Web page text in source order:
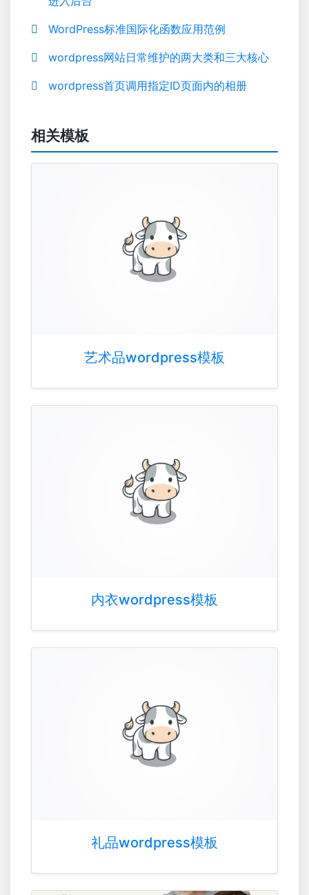
WordPress标准国际化函数应用范例
wordpress网站日常维护的两大类和三大核心
wordpress首页调用指定ID页面内的相册
相关模板
艺术品wordpress模板
内衣wordpress模板
礼品wordpress模板